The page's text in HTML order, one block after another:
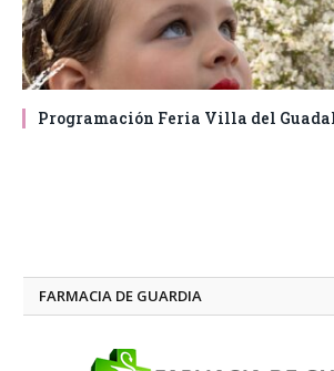
Programación Feria Villa del
FARMACIA DE GUARDIA